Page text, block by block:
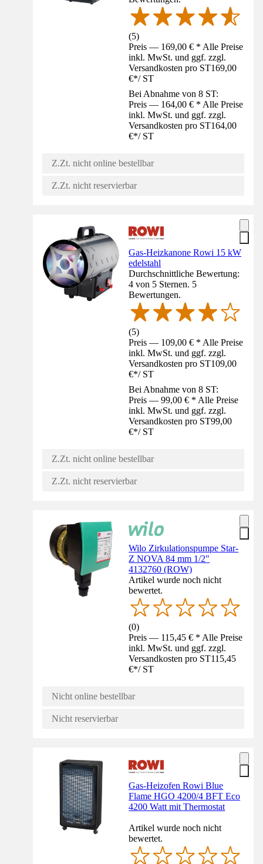
(5)
Preis — 169,00 € * Alle Preise
inkl. MwSt. und ggf. zzgl.
Versandkosten pro ST169,00
€*/ ST
Bei Abnahme von 8 ST:
Preis — 164,00 € * Alle Preise
inkl. MwSt. und ggf. zzgl.
Versandkosten pro ST164,00
€*/ ST
Z.Zt. nicht online bestellbar
Z.Zt. nicht reservierbar
Gas-Heizkanone Rowi 15 kW
edelstahl
Durchschnittliche Bewertung:
4 von 5 Sternen. 5
Bewertungen.
(5)
Preis — 109,00 € * Alle Preise
inkl. MwSt. und ggf. zzgl.
Versandkosten pro ST109,00
€*/ ST
Bei Abnahme von 8 ST:
Preis — 99,00 € * Alle Preise
inkl. MwSt. und ggf. zzgl.
Versandkosten pro ST99,00
€*/ ST
Z.Zt. nicht online bestellbar
Z.Zt. nicht reservierbar
Wilo Zirkulationspumpe Star-
Z NOVA 84 mm 1/2"
4132760 (ROW)
Artikel wurde noch nicht
bewertet.
(0)
Preis — 115,45 € * Alle Preise
inkl. MwSt. und ggf. zzgl.
Versandkosten pro ST115,45
€*/ ST
Nicht online bestellbar
Nicht reservierbar
Gas-Heizofen Rowi Blue
Flame HGO 4200/4 BFT Eco
4200 Watt mit Thermostat
Artikel wurde noch nicht
bewertet.